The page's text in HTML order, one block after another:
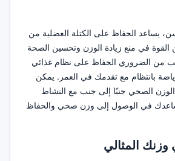
يساعد الحفاظ على الكتلة العضلية من
القوة في منع زيادة الوزن وتحسين الصحة
من الضروري الحفاظ على نظام غذائي
بانتظام مع تقدمك في العمر. يمكن
الصحي جنبًا إلى جنب مع النشاط
في الوصول إلى وزن صحي والحفاظ
المثالي